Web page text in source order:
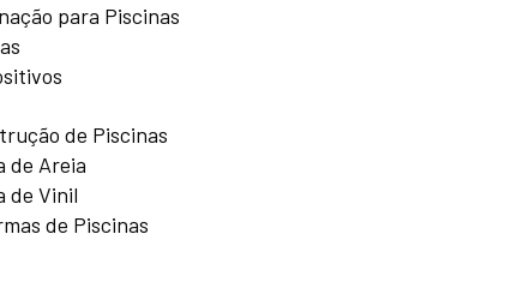
para Piscinas
de Piscinas
de Areia
de Vinil
de Piscinas